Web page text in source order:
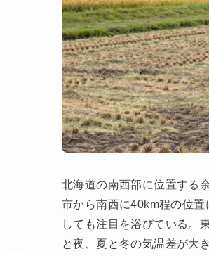
北海道の南西部に位置する
市から南西に40km程の位
しても注目を浴びている。
と夜、夏と冬の気温差が大